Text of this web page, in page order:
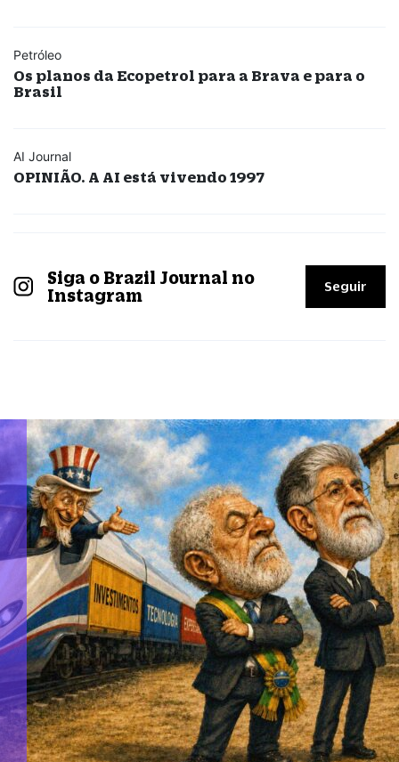
Petróleo
Os planos da Ecopetrol para a Brava e para o
Brasil
AI Journal
OPINIÃO. A AI está vivendo 1997
Siga o Brazil Journal no
Instagram
Seguir